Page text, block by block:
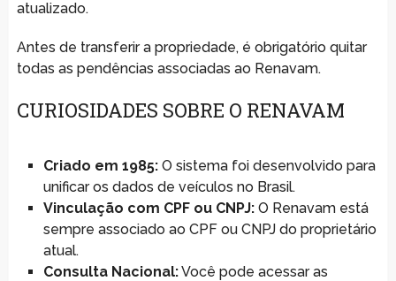
atualizado.
Antes de transferir a propriedade, é obrigatório quitar
todas as pendências associadas ao Renavam.
CURIOSIDADES SOBRE O RENAVAM
Criado em 1985:O sistema foi desenvolvido para
unificar os dados de veículos no Brasil.
Vinculação com CPF ou CNPJ:O Renavam está
sempre associado ao CPF ou CNPJ do proprietário
atual.
Consulta Nacional:Você pode acessar as